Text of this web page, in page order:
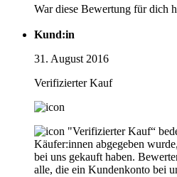
War diese Bewertung für dich
Kund:in
31. August 2016
Verifizierter Kauf
"Verifizierter Kauf“
Käufer:innen abgegeben
bei uns gekauft haben.
alle, die ein Kundenkonto bei